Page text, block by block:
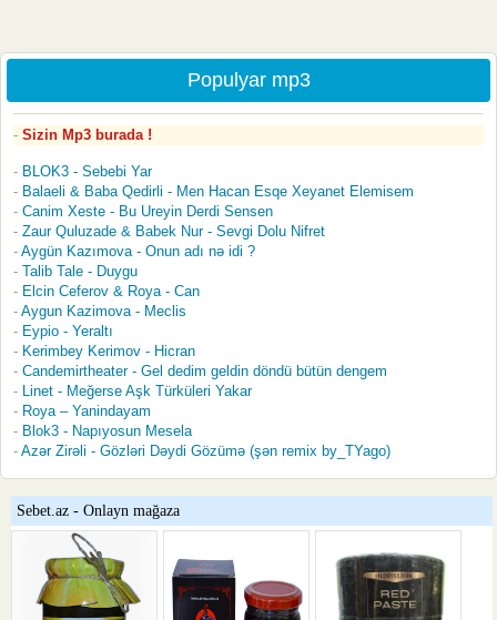
Populyar mp3
Sizin Mp3 burada !
BLOK3 - Sebebi Yar
Balaeli & Baba Qedirli - Men Hacan Esqe Xeyanet Elemisem
Canim Xeste - Bu Ureyin Derdi Sensen
Zaur Quluzade & Babek Nur - Sevgi Dolu Nifret
Aygün Kazımova - Onun adı nə idi ?
Talib Tale - Duygu
Elcin Ceferov & Roya - Can
Aygun Kazimova - Meclis
Eypio - Yeraltı
Kerimbey Kerimov - Hicran
Candemirtheater - Gel dedim geldin döndü bütün dengem
Linet - Meğerse Aşk Türküleri Yakar
Roya – Yanindayam
Blok3 - Napıyosun Mesela
Azər Zirəli - Gözləri Dəydi Gözümə (şən remix by_TYago)